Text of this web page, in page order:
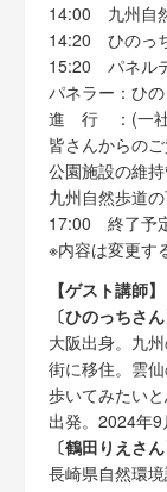
14:00 九州自
14:20 ひのっ
15:20 パネル
パネラー：ひ
進 行 ：(一社
皆さんからの
公園施設の維
九州自然歩道
17:00 終了予
※内容は変更す
【ゲスト講師】
〔ひのっちさん
大阪出身。九
街に移住。雲
歩いてみたい
出発。2024年
〔鶴田りえさん
長崎県自然環